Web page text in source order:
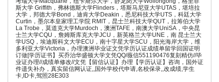
斯大学 Griffith，弗林德斯大学Flinders，塔斯马尼亚大学UTAS，堪培拉
大学，邦德大学Bond，迪肯大学Deakin，悉尼科技大学UTS，科廷大学
Curtin，墨尔本皇家理工学院 RMIT，昆士兰科技大学QUT，拉筹伯大学
La Trobe，莫道克大学Murdoch，澳洲TAFE，南澳大学UniSA，中央昆
士兰大学CQU，詹姆斯库克大学JCU，新英格兰大学UNE，南 昆士兰大
学USQ，埃迪斯科文大学ECU，南十字星大学SCU，阳光海岸大学，维
多利亚大学Victoria，办理澳洲毕业证文凭学历认证成绩单留学回国证明
订做[学历证书】买乔治华盛顿大学文凭QQ/薇信551190476复刻精仿//毕
业证办理//成绩单修改//文凭【留信认证】办理【学历认证】咨询，国外证
件遗失补办，真实留信网认证,,国外学校代申请,名校保录,,改成绩,学生
卡,ID卡,驾照28E303